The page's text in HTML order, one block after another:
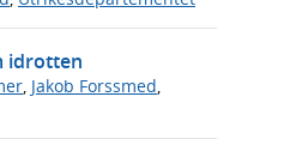
idrotten
Jakob Forssmed